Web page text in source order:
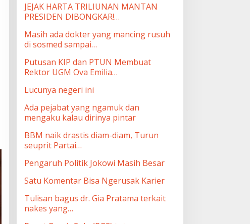
JEJAK HARTA TRILIUNAN MANTAN
PRESIDEN DIBONGKAR!…
Masih ada dokter yang mancing rusuh
di sosmed sampai…
Putusan KIP dan PTUN Membuat
Rektor UGM Ova Emilia…
Lucunya negeri ini
Ada pejabat yang ngamuk dan
mengaku kalau dirinya pintar
BBM naik drastis diam-diam, Turun
seuprit Partai…
Pengaruh Politik Jokowi Masih Besar
Satu Komentar Bisa Ngerusak Karier
Tulisan bagus dr. Gia Pratama terkait
nakes yang…